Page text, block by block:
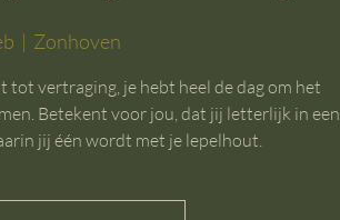
  |
Zonhoven
tot vertraging, je hebt heel de dag om het
Betekent voor jou, dat jij letterlijk in een
jij één wordt met je lepelhout.